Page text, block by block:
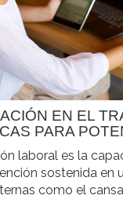
EN EL
PARA
laboral es la
sostenida en
como el